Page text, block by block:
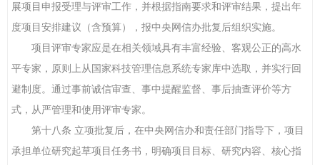
展项目申报受理与评审工作，并根据指南要求和评审结果，提出年
度项目安排建议（含预算），报中央网信办批复后组织实施。
项目评审专家应是在相关领域具有丰富经验、客观公正的高水
平专家，原则上从国家科技管理信息系统专家库中选取，并实行回
避制度。通过事前诚信审查、事中提醒监督、事后抽查评价等方
式，从严管理和使用评审专家。
第十八条 立项批复后，在中央网信办和责任部门指导下，项目
承担单位研究起草项目任务书，明确项目目标、研究内容、核心指